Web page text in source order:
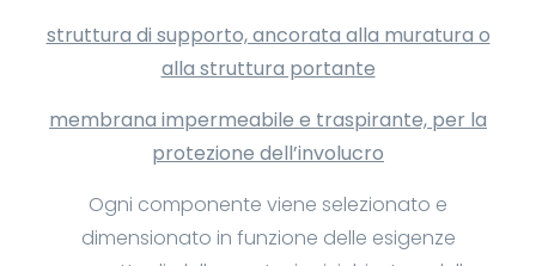
struttura di supporto, ancorata alla muratura o
alla struttura portante
membrana impermeabile e traspirante, per la
protezione dell’involucro
Ogni componente viene selezionato e
dimensionato in funzione delle esigenze